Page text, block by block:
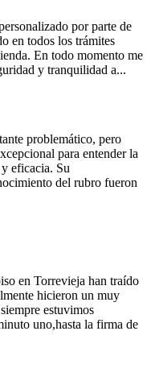
por parte de
en todos los trámites
En todo momento me
y tranquilidad a...
problemático, pero
para entender la
eficacia. Su
del rubro fueron
en Torrevieja han traído
hicieron un muy
estuvimos
uno,hasta la firma de